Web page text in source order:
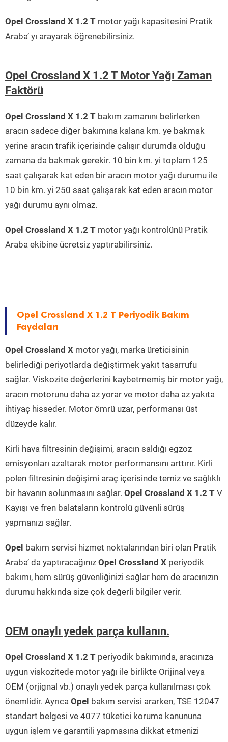
Opel Crossland X 1.2 T motor yağı kapasitesini Pratik
Araba’ yı arayarak öğrenebilirsiniz.
Opel Crossland X 1.2 T Motor Yağı Zaman
Faktörü
Opel Crossland X 1.2 T bakım zamanını belirlerken
aracın sadece diğer bakımına kalana km. ye bakmak
yerine aracın trafik içerisinde çalışır durumda olduğu
zamana da bakmak gerekir. 10 bin km. yi toplam 125
saat çalışarak kat eden bir aracın motor yağı durumu ile
10 bin km. yi 250 saat çalışarak kat eden aracın motor
yağı durumu aynı olmaz.
Opel Crossland X 1.2 T motor yağı kontrolünü Pratik
Araba ekibine ücretsiz yaptırabilirsiniz.
Opel Crossland X 1.2 T Periyodik Bakım
Faydaları
Opel Crossland X motor yağı, marka üreticisinin
belirlediği periyotlarda değiştirmek yakıt tasarrufu
sağlar. Viskozite değerlerini kaybetmemiş bir motor yağı,
aracın motorunu daha az yorar ve motor daha az yakıta
ihtiyaç hisseder. Motor ömrü uzar, performansı üst
düzeyde kalır.
Kirli hava filtresinin değişimi, aracın saldığı egzoz
emisyonları azaltarak motor performansını arttırır. Kirli
polen filtresinin değişimi araç içerisinde temiz ve sağlıklı
bir havanın solunmasını sağlar. Opel Crossland X 1.2 T V
Kayışı ve fren balataların kontrolü güvenli sürüş
yapmanızı sağlar.
Opel bakım servisi hizmet noktalarından biri olan Pratik
Araba’ da yaptıracağınız Opel Crossland X periyodik
bakımı, hem sürüş güvenliğinizi sağlar hem de aracınızın
durumu hakkında size çok değerli bilgiler verir.
OEM onaylı yedek parça kullanın.
Opel Crossland X 1.2 T periyodik bakımında, aracınıza
uygun viskozitede motor yağı ile birlikte Orijinal veya
OEM (orjignal vb.) onaylı yedek parça kullanılması çok
önemlidir. Ayrıca Opel bakım servisi ararken, TSE 12047
standart belgesi ve 4077 tüketici koruma kanununa
uygun işlem ve garantili yapmasına dikkat etmenizi